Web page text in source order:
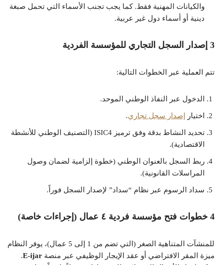
والكيانات المهنية فقط. كما يجب تجنب الأسماء التي تحمل صبغة
دينية أو أسماء دول غير عربية.
3 إصدار السجل التجاري للمؤسسة الفردية
تتم العملية عبر الخطوات التالية:
الدخول عبر النفاذ الوطني الموحد.
اختيار إصدار سجل تجاري.
تحديد النشاط بدقة وفق ترميز ISIC4
(التصنيف الوطني للأنشطة
الاقتصادية).
ربط السجل بالعنوان الوطني (خطوة إلزامية لضمان وصول
المراسلات القانونية).
سداد الرسوم عبر نظام “سداد” لإصدار السجل فوراً.
4 خطوات فتح مؤسسة فردية ٤ عمال (إجراءات خاصة)
للمنشآت المتناهية الصغر (التي تضم من 1 إلى 5 عمال)، يوفر النظام
ميزة المقر الافتراضي أو عقد الإيجار الوظيفي عبر منصة E-ijar
.